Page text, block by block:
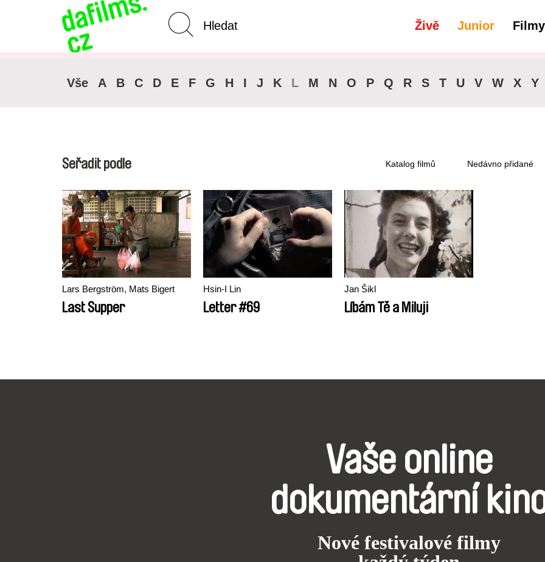
Živě Junior Filmy
Pokročilé vyhledávání
Vše A B C D E F G H I J K L M N O P Q R S T U V W X Y
Seřadit podle Katalog filmů Nedávno přidané
Lars Bergström, Mats Bigert
Last Supper
Hsin-I Lin
Letter #69
Jan Šikl
Líbám Tě a Miluji
Vaše online
dokumentární
Nové festivalové filmy